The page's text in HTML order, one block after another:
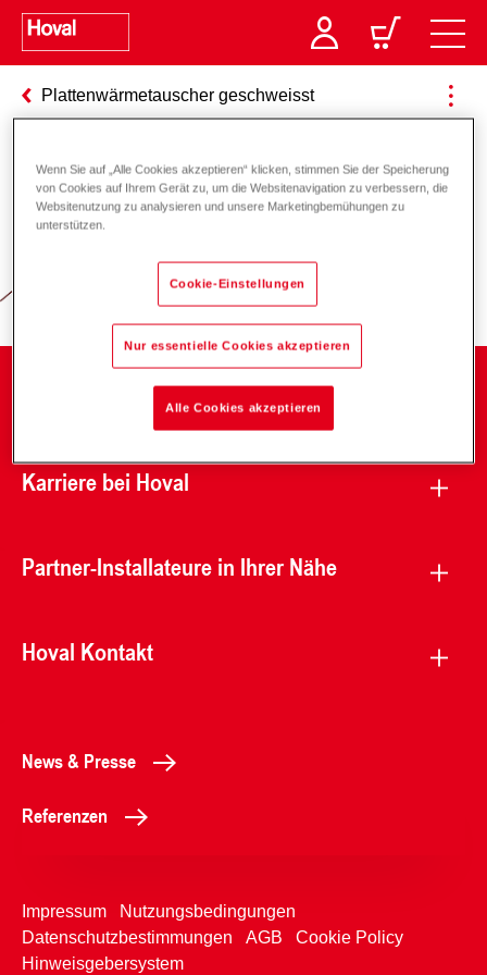
Plattenwärmetauscher geschweisst
Verantwortung für Energie und
Karriere bei Hoval
Partner-Installateure in Ihrer Nähe
Hoval Kontakt
News & Presse
Referenzen
Impressum
Nutzungsbedingungen
Datenschutzbestimmungen
AGB
Cookie Policy
Hinweisgebersystem
Wenn Sie auf „Alle Cookies akzeptieren“ klicken, stimmen Sie der Speicherung
von Cookies auf Ihrem Gerät zu, um die Websitenavigation zu verbessern, die
Websitenutzung zu analysieren und unsere Marketingbemühungen zu
unterstützen.
Cookie-Einstellungen
Nur essentielle Cookies akzeptieren
Alle Cookies akzeptieren